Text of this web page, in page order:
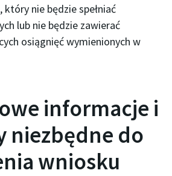
nie będzie spełniać
lub nie będzie zawierać
osiągnięć wymienionych w
informacje i
niezbędne do
wniosku